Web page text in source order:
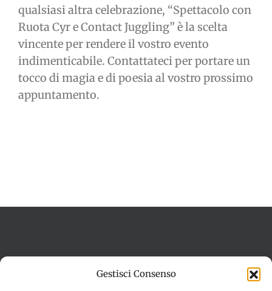
Gestisci Consenso
qualsiasi altra celebrazione, “Spettacolo con
Ruota Cyr e Contact Juggling” è la scelta
vincente per rendere il vostro evento
indimenticabile. Contattateci per portare un
tocco di magia e di poesia al vostro prossimo
appuntamento.